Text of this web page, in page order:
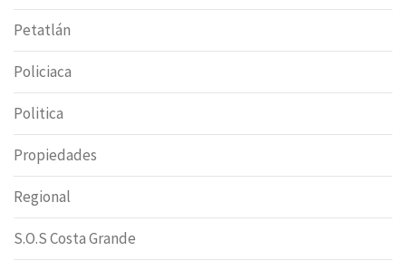
Petatlán
Policiaca
Politica
Propiedades
Regional
S.O.S Costa Grande